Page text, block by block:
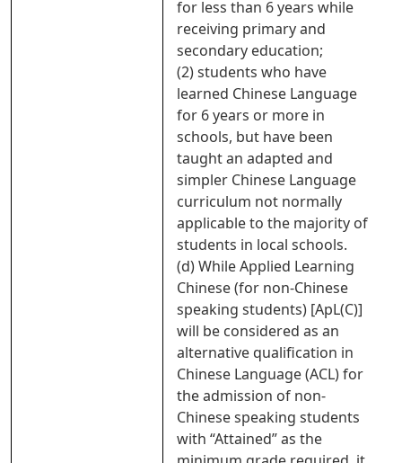
for less than 6 years while
receiving primary and
secondary education;
(2) students who have
learned Chinese Language
for 6 years or more in
schools, but have been
taught an adapted and
simpler Chinese Language
curriculum not normally
applicable to the majority of
students in local schools.
(d) While Applied Learning
Chinese (for non-Chinese
speaking students) [ApL(C)]
will be considered as an
alternative qualification in
Chinese Language (ACL) for
the admission of non-
Chinese speaking students
with “Attained” as the